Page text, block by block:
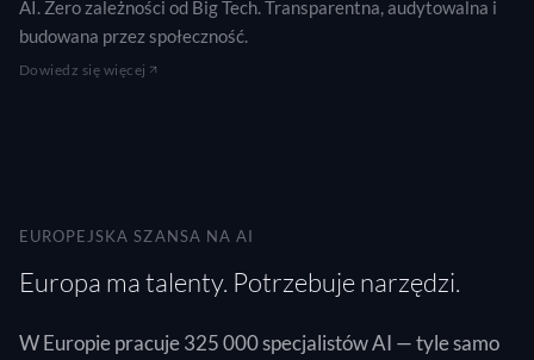
AI. Zero zależności od Big Tech. Transparentna, audytowalna i
budowana przez społeczność.
Dowiedz się więcej
EUROPEJSKA SZANSA NA AI
Europa ma talenty. Potrzebuje narzędzi.
W Europie pracuje 325 000 specjalistów AI — tyle samo